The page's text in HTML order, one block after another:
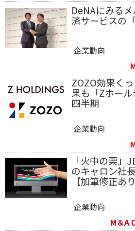
DeNAにみる
済サービスの
企業動向
ZOZO効果く
果も「Zホー
四半期
企業動向
「火中の栗」
のキャロン社
【加筆修正あり
企業動向
M＆A